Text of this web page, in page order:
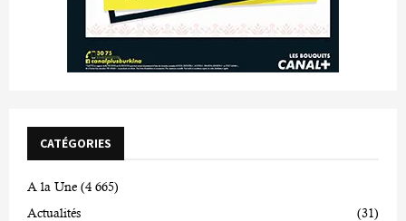
CATÉGORIES
A la Une (4 665)
Actualités
(31)